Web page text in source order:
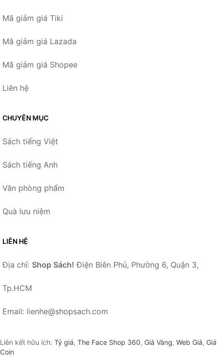
Mã giảm giá Tiki
Mã giảm giá Lazada
Mã giảm giá Shopee
Liên hệ
CHUYÊN MỤC
Sách tiếng Việt
Sách tiếng Anh
Văn phòng phẩm
Quà lưu niệm
LIÊN HỆ
Địa chỉ: Shop Sách! Điện Biên Phủ, Phường 6, Quận 3,
Tp.HCM
Email: lienhe@shopsach.com
Liên kết hữu ích: Tỷ giá, The Face Shop 360, Giá Vàng, Web Giá, Giá
Coin